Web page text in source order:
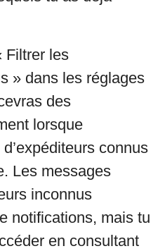
Filtrer les
» dans les réglages
des
lorsque
connus
Les messages
inconnus
notifications, mais tu
en consultant